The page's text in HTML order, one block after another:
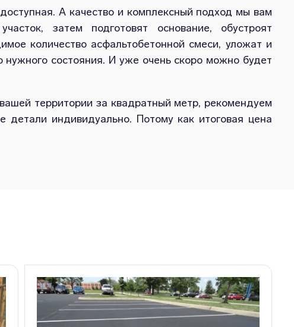
А качество и комплексный подход мы вам
затем подготовят основание, обустроят
количество асфальтобетонной смеси, уложат и
нужного состояния. И уже очень скоро можно будет
территории за квадратный метр, рекомендуем
индивидуально. Потому как итоговая цена